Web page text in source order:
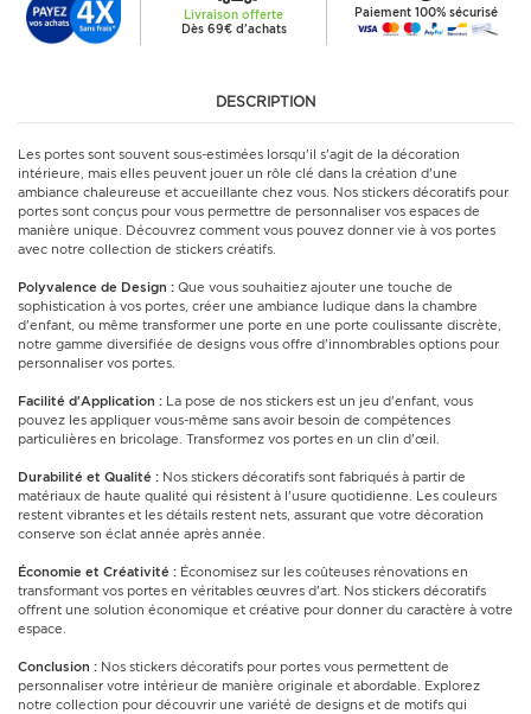
Livraison offerte
Dès 69€ d'achats
Paiement 100% sécurisé
DESCRIPTION
Les portes sont souvent sous-estimées lorsqu'il s'agit de la décoration
intérieure, mais elles peuvent jouer un rôle clé dans la création d'une
ambiance chaleureuse et accueillante chez vous. Nos stickers décoratifs pour
portes sont conçus pour vous permettre de personnaliser vos espaces de
manière unique. Découvrez comment vous pouvez donner vie à vos portes
avec notre collection de stickers créatifs.
Polyvalence de Design : Que vous souhaitiez ajouter une touche de
sophistication à vos portes, créer une ambiance ludique dans la chambre
d'enfant, ou même transformer une porte en une porte coulissante discrète,
notre gamme diversifiée de designs vous offre d'innombrables options pour
personnaliser vos portes.
Facilité d'Application : La pose de nos stickers est un jeu d'enfant, vous
pouvez les appliquer vous-même sans avoir besoin de compétences
particulières en bricolage. Transformez vos portes en un clin d'œil.
Durabilité et Qualité : Nos stickers décoratifs sont fabriqués à partir de
matériaux de haute qualité qui résistent à l'usure quotidienne. Les couleurs
restent vibrantes et les détails restent nets, assurant que votre décoration
conserve son éclat année après année.
Économie et Créativité : Économisez sur les coûteuses rénovations en
transformant vos portes en véritables œuvres d'art. Nos stickers décoratifs
offrent une solution économique et créative pour donner du caractère à votre
espace.
Conclusion : Nos stickers décoratifs pour portes vous permettent de
personnaliser votre intérieur de manière originale et abordable. Explorez
notre collection pour découvrir une variété de designs et de motifs qui